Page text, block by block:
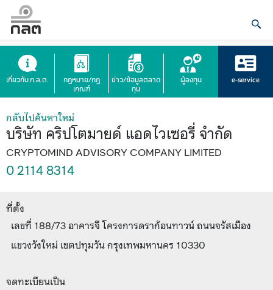
เกี่ยวกับ ก.ล.ต.
กฎหมาย/กฎ
เกณฑ์
ข่าว/ข้อมูลตลาด
ทุน
ผู้ลงทุน e-service
กลับไปค้นหาใหม่
บริษัท คริปโตมายด์ แอดไวเซอรี่ จำกัด
CRYPTOMIND ADVISORY COMPANY LIMITED
0 2114 8314
ที่ตั้ง
เลขที่ 188/73 อาคารจี โครงการดราก้อนทาวน์ ถนนจรัสเมือง
แขวงวังใหม่ เขตปทุมวัน กรุงเทพมหานคร 10330
จดทะเบียนเป็น